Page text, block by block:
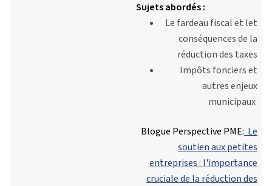
Sujets abordés :
Le fardeau fiscal et let
conséquences de la
réduction des taxes
Impôts fonciers et
autres enjeux
municipaux
Blogue Perspective PME: Le
soutien aux petites
entreprises : l'importance
cruciale de la réduction des